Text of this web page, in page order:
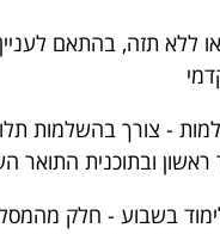
ללא תזה, בהתאם
- צורך בהשלמות
ובתוכנית התואר
בשבוע - חלק